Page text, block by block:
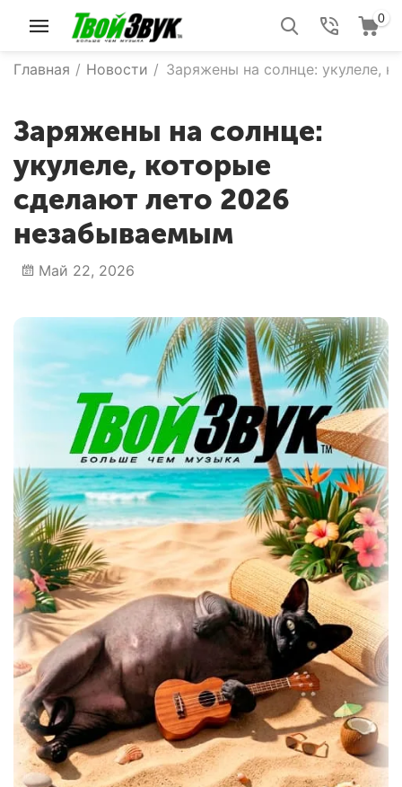
0
Главная / Новости / Заряжены на солнце: укулеле,
Заряжены на солнце:
укулеле, которые
сделают лето 2026
незабываемым
Май 22, 2026